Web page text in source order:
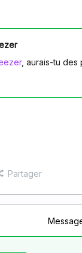
, aurais-tu des
Partager